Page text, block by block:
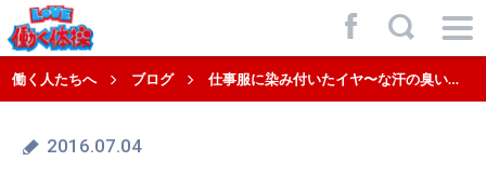
働く人たちへ ブログ 仕事服に染み付いたイヤ〜な汗の臭いを落とすコツ
2016.07.04
,
f